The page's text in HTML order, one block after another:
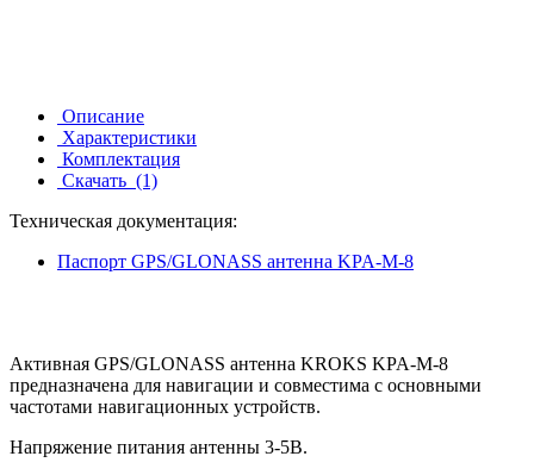
Описание
Характеристики
Комплектация
Скачать (1)
Техническая документация:
Паспорт GPS/GLONASS антенна KPA-M-8
Активная GPS/GLONASS антенна KROKS KPA-M-8
предназначена для навигации и совместима с основными
частотами навигационных устройств.
Напряжение питания антенны 3-5В.